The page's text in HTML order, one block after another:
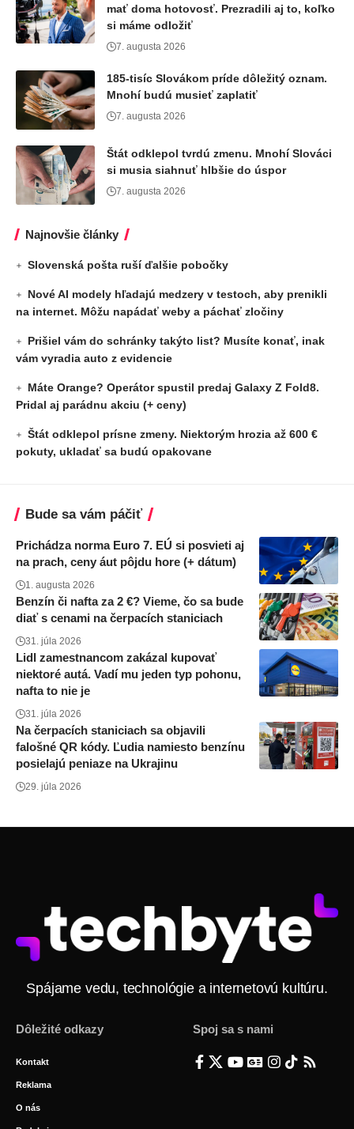
mať doma hotovosť. Prezradili aj to, koľko
si máme odložiť
7. augusta 2026
185-tisíc Slovákom príde dôležitý oznam.
Mnohí budú musieť zaplatiť
7. augusta 2026
Štát odklepol tvrdú zmenu. Mnohí Slováci
si musia siahnuť hlbšie do úspor
7. augusta 2026
Najnovšie články
Slovenská pošta ruší ďalšie pobočky
Nové AI modely hľadajú medzery v testoch, aby prenikli
na internet. Môžu napádať weby a páchať zločiny
Prišiel vám do schránky takýto list? Musíte konať, inak
vám vyradia auto z evidencie
Máte Orange? Operátor spustil predaj Galaxy Z Fold8.
Pridal aj parádnu akciu (+ ceny)
Štát odklepol prísne zmeny. Niektorým hrozia až 600 €
pokuty, ukladať sa budú opakovane
Bude sa vám páčiť
Prichádza norma Euro 7. EÚ si posvieti aj
na prach, ceny áut pôjdu hore (+ dátum)
1. augusta 2026
Benzín či nafta za 2 €? Vieme, čo sa bude
diať s cenami na čerpacích staniciach
31. júla 2026
Lidl zamestnancom zakázal kupovať
niektoré autá. Vadí mu jeden typ pohonu,
nafta to nie je
31. júla 2026
Na čerpacích staniciach sa objavili
falošné QR kódy. Ľudia namiesto benzínu
posielajú peniaze na Ukrajinu
29. júla 2026
Spájame vedu, technológie a internetovú kultúru.
Dôležité odkazy
Kontakt
Reklama
O nás
Spoj sa s nami